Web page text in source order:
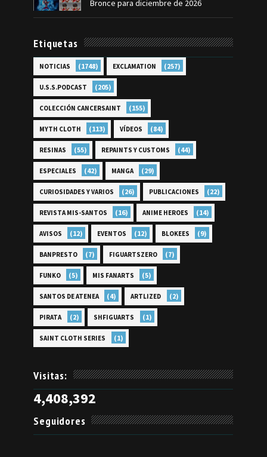
Bronce para diciembre de 2026
Etiquetas
NOTICIAS (1748) EXCLAMATION (257)
U.S.S.PODCAST (205)
COLECCIÓN CANCERSAINT (155)
MYTH CLOTH (113) VÍDEOS (84)
RESINAS (55) REPAINTS Y CUSTOMS (44)
ESPECIALES (42) MANGA (29)
CURIOSIDADES Y VARIOS (26) PUBLICACIONES (22)
REVISTA MIS-SANTOS (16) ANIME HEROES (14)
AVISOS (12) EVENTOS (12) BLOKEES (9)
BANPRESTO (7) FIGUARTSZERO (7)
FUNKO (5) MIS FANARTS (5)
SANTOS DE ATENEA (4) ARTLIZED (2)
PIRATA (2) SHFIGUARTS (1)
SAINT CLOTH SERIES (1)
Visitas:
4,408,392
Seguidores